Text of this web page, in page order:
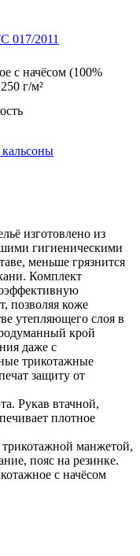
017/2011
с начёсом (100%
г/м²
изготовлено из
гигиеническими
меньше грязнится
Комплект
позволяя коже
утепляющего слоя в
крой
даже с
трикотажные
защиту от
Рукав втачной,
плотное
трикотажной манжетой,
пояс на резинке.
с начёсом